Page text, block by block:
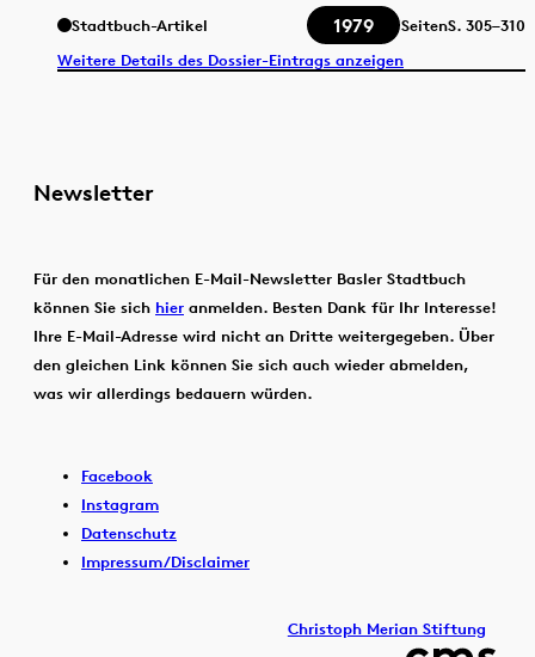
Stadtbuch-Artikel 1979 SeitenS. 305–310
Weitere Details des Dossier-Eintrags anzeigen
Newsletter
Für den monatlichen E-Mail-Newsletter Basler Stadtbuch
können Sie sich hier anmelden. Besten Dank für Ihr Interesse!
Ihre E-Mail-Adresse wird nicht an Dritte weitergegeben. Über
den gleichen Link können Sie sich auch wieder abmelden,
was wir allerdings bedauern würden.
Facebook
Instagram
Datenschutz
Impressum/Disclaimer
Christoph Merian Stiftung